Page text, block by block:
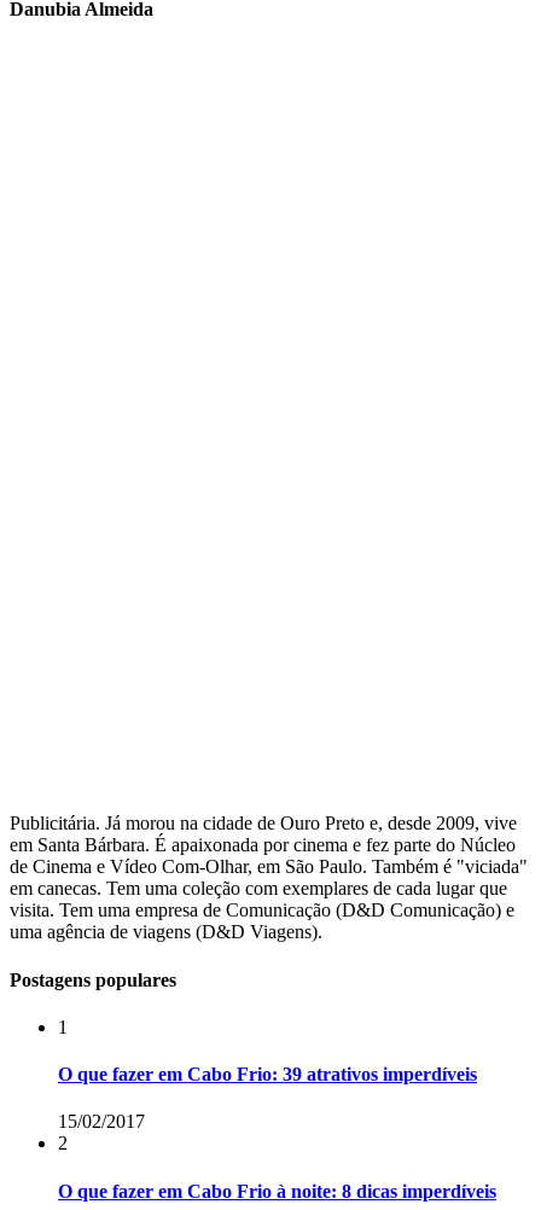
Danubia Almeida
Publicitária. Já morou na cidade de Ouro Preto e, desde 2009, vive
em Santa Bárbara. É apaixonada por cinema e fez parte do Núcleo
de Cinema e Vídeo Com-Olhar, em São Paulo. Também é "viciada"
em canecas. Tem uma coleção com exemplares de cada lugar que
visita. Tem uma empresa de Comunicação (D&D Comunicação) e
uma agência de viagens (D&D Viagens).
Postagens populares
1
O que fazer em Cabo Frio: 39 atrativos imperdíveis
15/02/2017
2
O que fazer em Cabo Frio à noite: 8 dicas imperdíveis